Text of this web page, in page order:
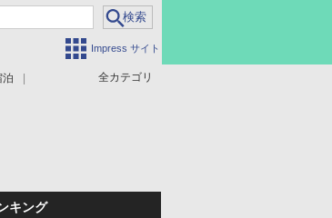
Impress サイト
全カテゴリ
泊
キング